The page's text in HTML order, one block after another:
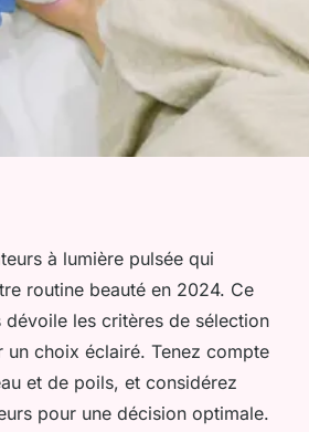
meilleur
pulsée 2024
de lecture
à lumière pulsée qui
routine beauté en 2024. Ce
les critères de sélection
un choix éclairé. Tenez compte
et de poils, et considérez
pour une décision optimale.